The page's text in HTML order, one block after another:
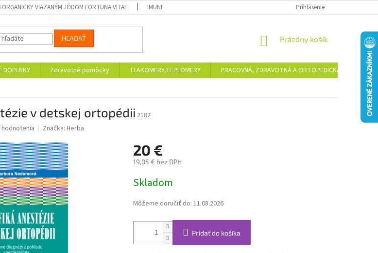
VIAZANÝM JÓDOM FORTUNA VITAE IMUNITA A BETA-GLUKÁNY Prihlásenie
HĽADAŤ
NÁKUPNÝ
Prázdny košík
DOPLNKY Zdravotné pomôcky TLAKOMERY,TEPLOMERY
PRACOVNÁ, ZDRAVOTNÁ A ORTOPEDICKÁ OBUV
v detskej ortopédii 2182
Značka: Herba
20 €
19,05 € bez DPH
cena:
Skladom
Môžeme doručiť do: 11.08.2026
Pridať do košíka